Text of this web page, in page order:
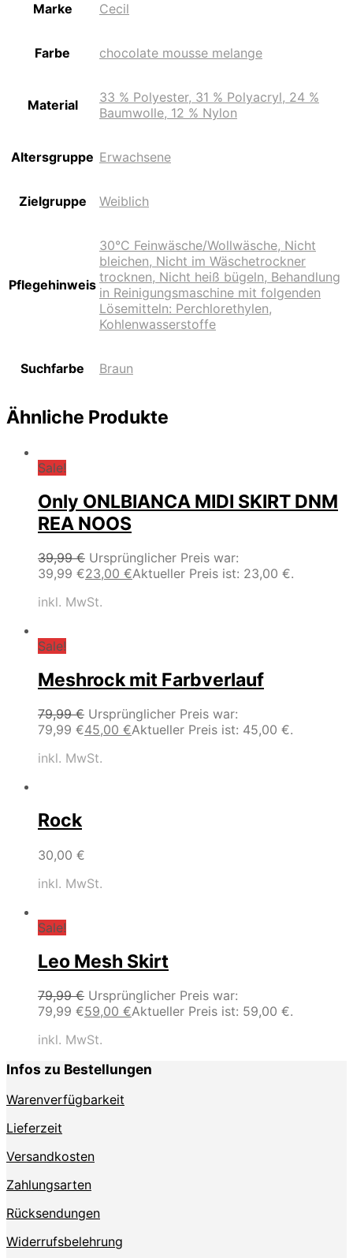
Marke Cecil
Farbe chocolate mousse melange
Material
33 % Polyester, 31 % Polyacryl, 24 %
Baumwolle, 12 % Nylon
Altersgruppe Erwachsene
Zielgruppe Weiblich
Pflegehinweis
30°C Feinwäsche/Wollwäsche, Nicht
bleichen, Nicht im Wäschetrockner
trocknen, Nicht heiß bügeln, Behandlung
in Reinigungsmaschine mit folgenden
Lösemitteln: Perchlorethylen,
Kohlenwasserstoffe
Suchfarbe Braun
Ähnliche Produkte
Sale!
Only ONLBIANCA MIDI SKIRT DNM
REA NOOS
39,99€ Ursprünglicher Preis war:
39,99 €23,00 €Aktueller Preis ist: 23,00 €.
inkl. MwSt.
Sale!
Meshrock mit Farbverlauf
79,99€ Ursprünglicher Preis war:
79,99 €45,00 €Aktueller Preis ist: 45,00 €.
inkl. MwSt.
Rock
30,00 €
inkl. MwSt.
Sale!
Leo Mesh Skirt
79,99€ Ursprünglicher Preis war:
79,99 €59,00 €Aktueller Preis ist: 59,00 €.
inkl. MwSt.
Infos zu Bestellungen
Warenverfügbarkeit
Lieferzeit
Versandkosten
Zahlungsarten
Rücksendungen
Widerrufsbelehrung